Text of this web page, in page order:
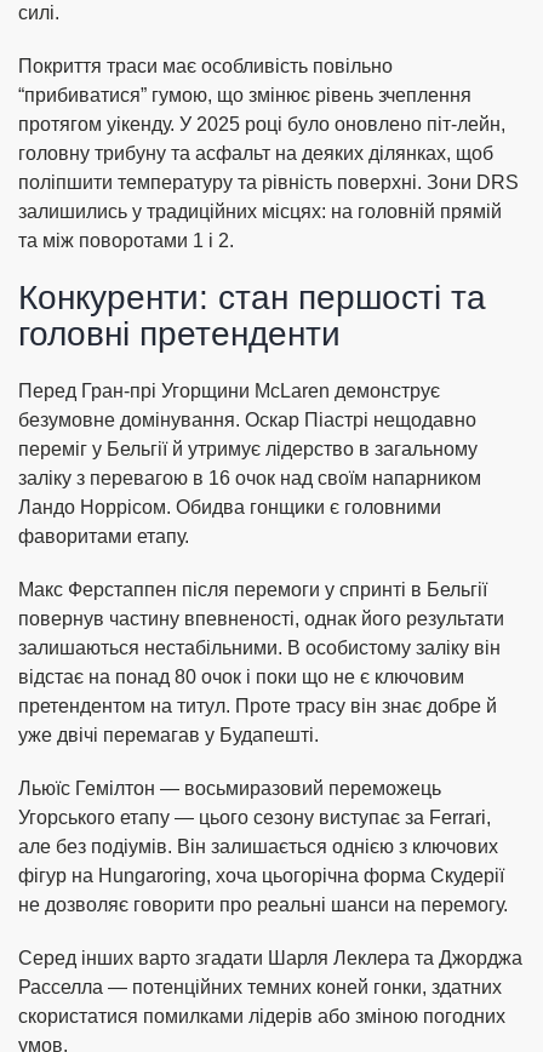
силі.
Покриття траси має особливість повільно
“прибиватися” гумою, що змінює рівень зчеплення
протягом уікенду. У 2025 році було оновлено піт-лейн,
головну трибуну та асфальт на деяких ділянках, щоб
поліпшити температуру та рівність поверхні. Зони DRS
залишились у традиційних місцях: на головній прямій
та між поворотами 1 і 2.
Конкуренти: стан першості та
головні претенденти
Перед Гран-прі Угорщини McLaren демонструє
безумовне домінування. Оскар Піастрі нещодавно
переміг у Бельгії й утримує лідерство в загальному
заліку з перевагою в 16 очок над своїм напарником
Ландо Норрісом. Обидва гонщики є головними
фаворитами етапу.
Макс Ферстаппен після перемоги у спринті в Бельгії
повернув частину впевненості, однак його результати
залишаються нестабільними. В особистому заліку він
відстає на понад 80 очок і поки що не є ключовим
претендентом на титул. Проте трасу він знає добре й
уже двічі перемагав у Будапешті.
Льюїс Гемілтон — восьмиразовий переможець
Угорського етапу — цього сезону виступає за Ferrari,
але без подіумів. Він залишається однією з ключових
фігур на Hungaroring, хоча цьогорічна форма Скудерії
не дозволяє говорити про реальні шанси на перемогу.
Серед інших варто згадати Шарля Леклера та Джорджа
Расселла — потенційних темних коней гонки, здатних
скористатися помилками лідерів або зміною погодних
умов.